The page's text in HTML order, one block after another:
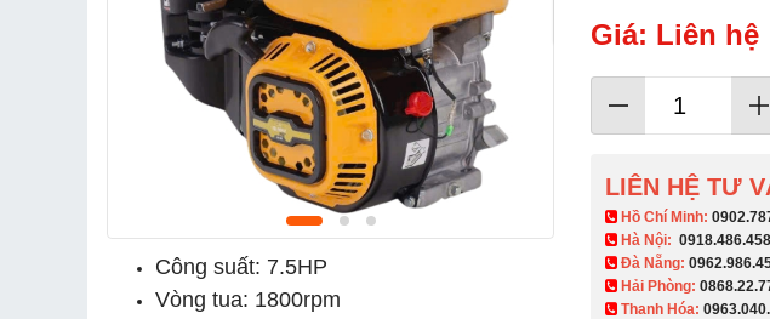
Công suất: 7.5HP
Vòng tua: 1800rpm
Giá: Liên hệ
LIÊN HỆ TƯ
​ Hồ Chí Minh:
Hà Nội:0918.486.458
Đà Nẵng:
Hải Phòng:
Thanh Hóa: